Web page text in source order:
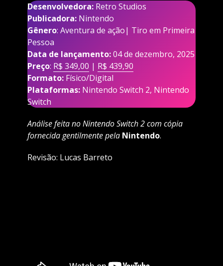
Desenvolvedora:Retro Studios
Publicadora: Nintendo
Gênero: Aventura de ação| Tiro em Primeira
Pessoa
Data de lançamento:04 de dezembro, 2025
Preço: R$ 349,00 | R$ 439,90
Formato: Físico/Digital
Plataformas:Nintendo Switch 2, Nintendo
Switch
Análise feita no Nintendo Switch 2 com cópia
fornecida gentilmente pela Nintendo.
Revisão: Lucas Barreto